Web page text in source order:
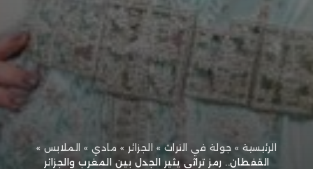
الرئيسية» جولة في التراث» الجزائر » مادي» الملابس »
القفطان.. رمز تراثي يثير الجدل بين المغرب والجزائر